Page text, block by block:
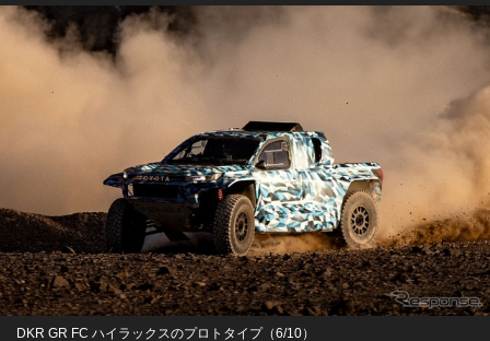
DKR GR FC ハイラックスのプロトタイプ（6/10）